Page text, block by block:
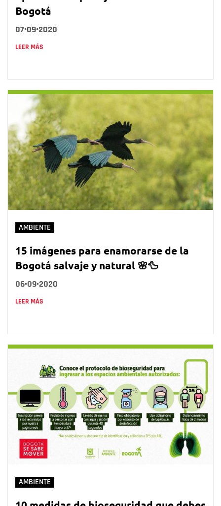
Bogotá
07•09•2020
LEER MÁS
AMBIENTE
15 imágenes para enamorarse de la
Bogotá salvaje y natural 🌸🦆
06•09•2020
LEER MÁS
AMBIENTE